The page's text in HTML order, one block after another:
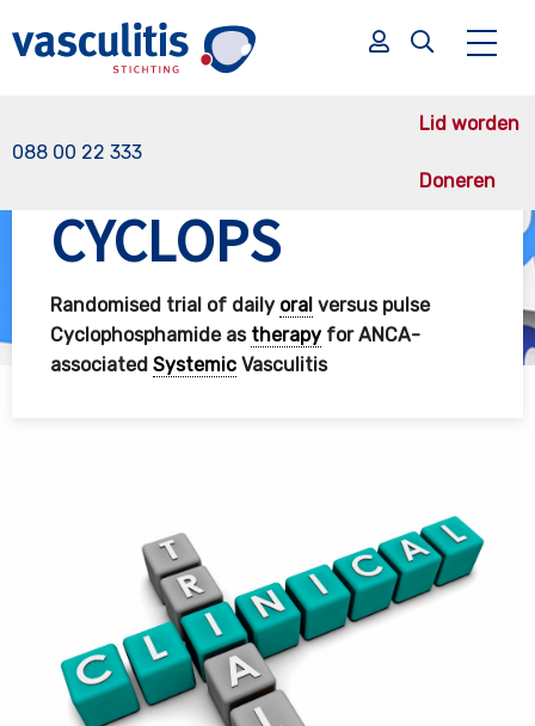
088 00 22 333
Lid worden
Doneren
Zoek
Zoek
CYCLOPS (gereed)
CYCLOPS
Randomised trial of daily oral versus pulse
Cyclophosphamide as therapy for ANCA-
associated Systemic Vasculitis